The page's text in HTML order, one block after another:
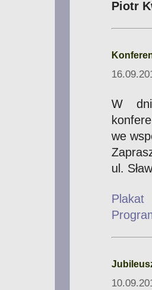
Piotr
W
we
ul.
Plakat